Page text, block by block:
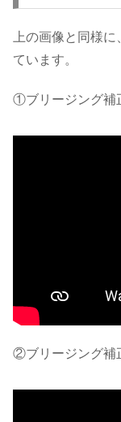
上の画像と同様
ています。
①ブリージング補
②ブリージング補